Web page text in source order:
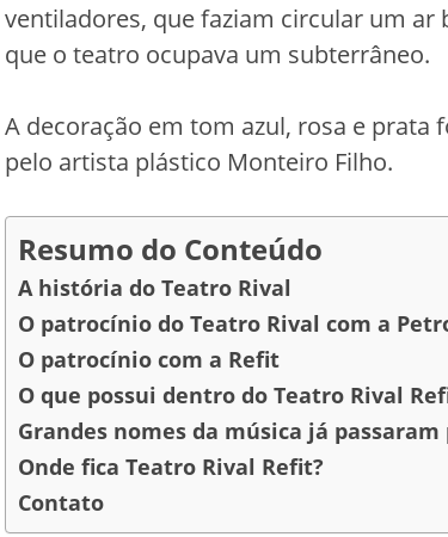
ventiladores, que faziam circular um ar
que o teatro ocupava um subterrâneo.
A decoração em tom azul, rosa e prata
pelo artista plástico Monteiro Filho.
Resumo do Conteúdo
A história do Teatro Rival
O patrocínio do Teatro Rival com a
O patrocínio com a Refit
O que possui dentro do Teatro Rival
Grandes nomes da música já passaram
Onde fica Teatro Rival Refit?
Contato